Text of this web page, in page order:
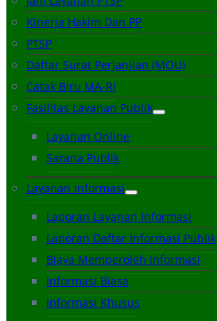
Kinerja Hakim Dan PP
PTSP
Daftar Surat Perjanjian (MOU)
Catak Biru MA-RI
Fasilitas Layanan Publik
Layanan Online
Sarana Publik
Layanan Informasi
Laporan Layanan Informasi
Laporan Daftar Informasi Publik
Biaya Memperoleh Informasi
Informasi Biasa
Informasi Khusus